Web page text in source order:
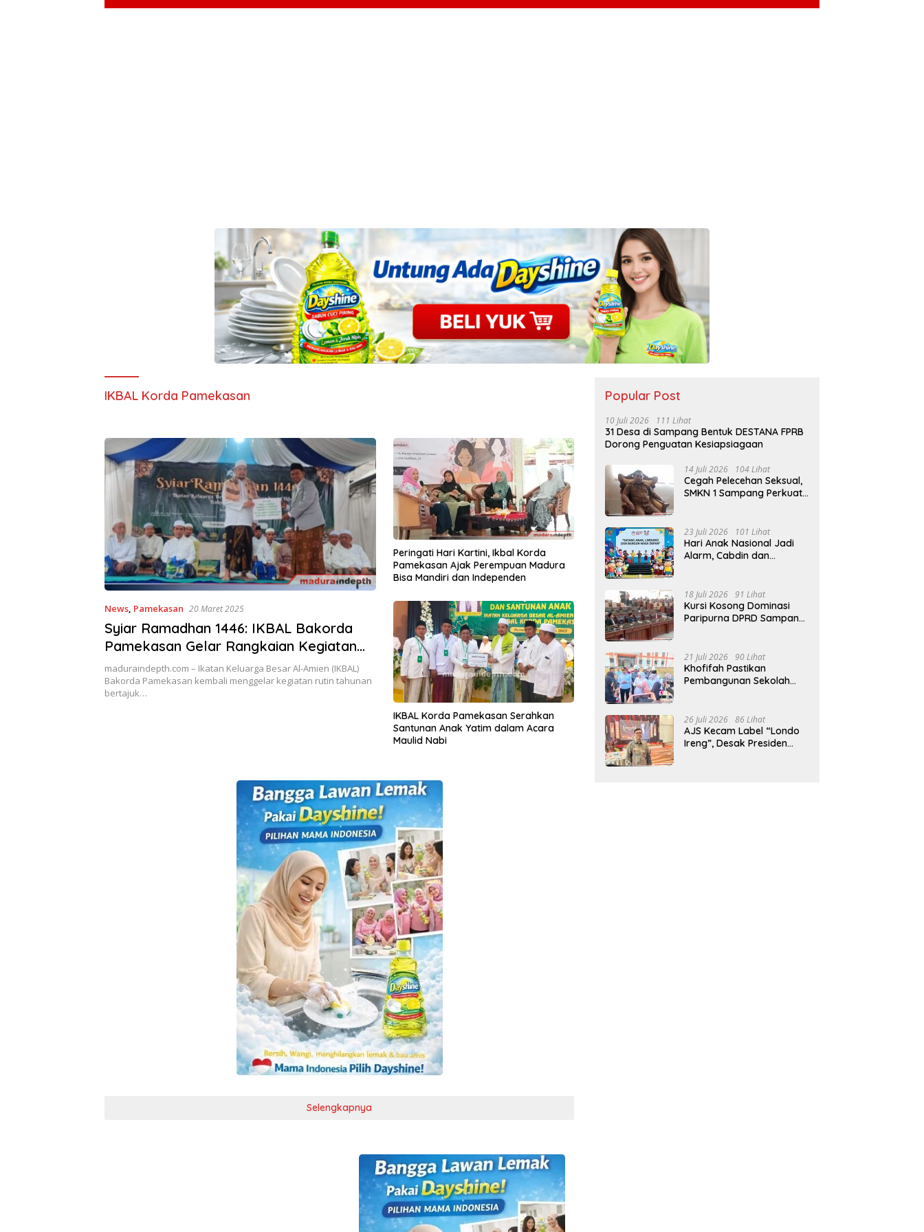
IKBAL Korda Pamekasan
News, Pamekasan 20 Maret 2025
Syiar Ramadhan 1446: IKBAL Bakorda
Pamekasan Gelar Rangkaian Kegiatan
Keagamaan dan Sosial
maduraindepth.com – Ikatan Keluarga Besar Al-Amien (IKBAL)
Bakorda Pamekasan kembali menggelar kegiatan rutin tahunan
bertajuk…
Peringati Hari Kartini, Ikbal Korda
Pamekasan Ajak Perempuan Madura
Bisa Mandiri dan Independen
IKBAL Korda Pamekasan Serahkan
Santunan Anak Yatim dalam Acara
Maulid Nabi
Selengkapnya
Popular Post
10 Juli 2026 111 Lihat
31 Desa di Sampang Bentuk DESTANA FPRB
Dorong Penguatan Kesiapsiagaan
14 Juli 2026 104 Lihat
Cegah Pelecehan Seksual,
SMKN 1 Sampang Perkuat
23 Juli 2026 101 Lihat
Hari Anak Nasional Jadi
Alarm, Cabdin dan
Kekerasan Seksual Anak
18 Juli 2026 91 Lihat
Kursi Kosong Dominasi
Paripurna DPRD Sampang,
21 Juli 2026 90 Lihat
Khofifah Pastikan
Pembangunan Sekolah
Indonesia Emas
26 Juli 2026 86 Lihat
AJS Kecam Label “Londo
Ireng”, Desak Presiden